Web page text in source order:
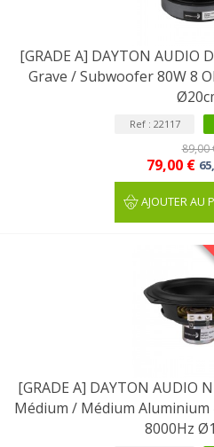
[GRADE A] DAYTON AUDIO
Grave / Subwoofer 80W 8
Ref : 22117
79,00 €
89,00
AJOUTER AU
[GRADE A] DAYTON AUDIO
Médium / Médium Aluminium
8000Hz